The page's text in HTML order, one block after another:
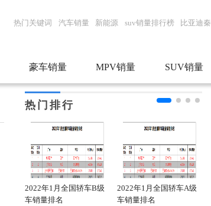
热门关键词 汽车销量 新能源 suv销量排行榜 比亚迪秦
豪车销量 MPV销量 SUV销量
热门排行
2022年1月全国轿车B级
车销量排名
2022年1月全国轿车A级
车销量排名